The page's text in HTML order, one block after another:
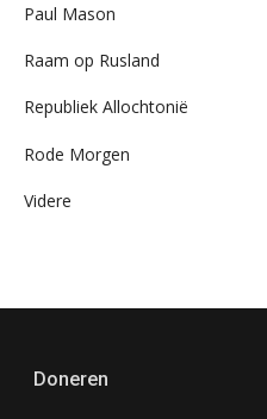
Paul Mason
Raam op Rusland
Republiek Allochtonië
Rode Morgen
Videre
Doneren